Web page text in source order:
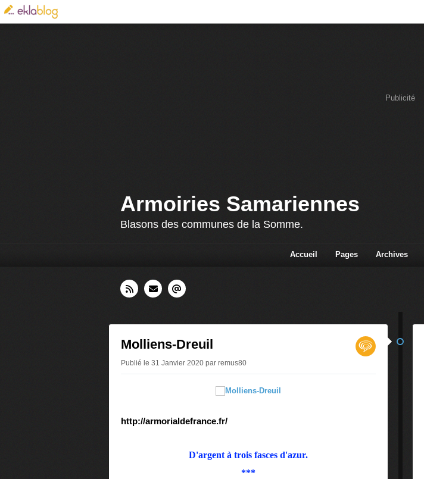
Publicité
Armoiries Samariennes
Blasons des communes de la Somme.
Accueil Pages Archives
Molliens-Dreuil
Publié le 31 Janvier 2020 par remus80
http://armorialdefrance.fr/
D'argent à trois fasces d'azur.
***